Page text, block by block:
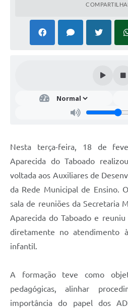
Nesta terça-feira, 18 de
Aparecida do Taboado
voltada aos Auxiliares de
da Rede Municipal de Ensino.
sala de reuniões da Secretaria
Aparecida do Taboado e
diretamente no atendimento
infantil.
A formação teve como
pedagógicas, alinhar
importância do papel dos